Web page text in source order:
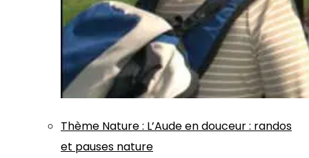
Thème Nature: L’Aude en douceur : randos
et pauses nature